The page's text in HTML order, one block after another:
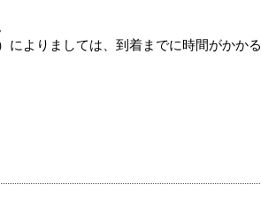
によりましては、到着までに時間がかかる